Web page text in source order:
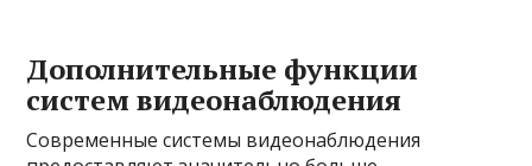
Дополнительные функции
систем видеонаблюдения
Современные системы видеонаблюдения